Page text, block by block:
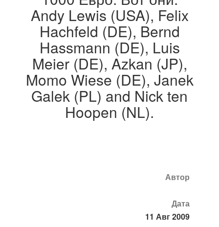
Andy Lewis (USA), Felix
Hachfeld (DE), Bernd
Hassmann (DE), Luis
Meier (DE), Azkan (JP),
Momo Wiese (DE), Janek
Galek (PL) and Nick ten
Hoopen (NL).
Автор
Дата
11 Авг 2009